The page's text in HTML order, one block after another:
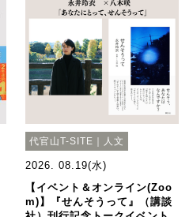
代官山T-SITE｜人文
2026. 08.19(水)
【イベント＆オンライン(Zoo
m)】『せんそうって』（講談